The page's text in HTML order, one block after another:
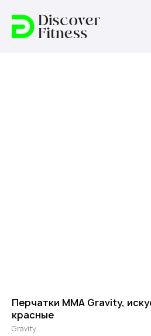
Перчатки ММА Gravity,
красные
Gravity